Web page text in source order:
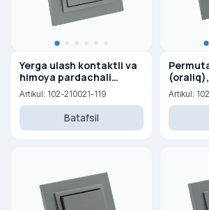
Yerga ulash kontaktli va
himoya pardachali
rozetka, 16A, 250V
Artikul: 102-210021-119
Batafsil
(oraliq),
Artikul: